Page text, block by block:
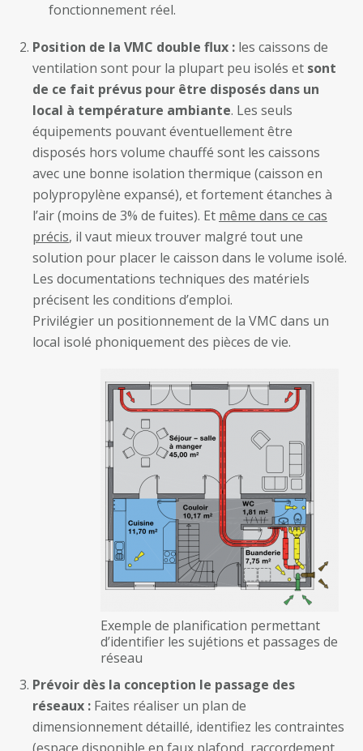
fonctionnement réel.
Position de la VMC double flux : les caissons de
ventilation sont pour la plupart peu isolés et sont
de ce fait prévus pour être disposés dans un
local à température ambiante. Les seuls
équipements pouvant éventuellement être
disposés hors volume chauffé sont les caissons
avec une bonne isolation thermique (caisson en
polypropylène expansé), et fortement étanches à
l’air (moins de 3% de fuites). Et même dans ce cas
précis, il vaut mieux trouver malgré tout une
solution pour placer le caisson dans le volume isolé.
Les documentations techniques des matériels
précisent les conditions d’emploi.
Privilégier un positionnement de la VMC dans un
local isolé phoniquement des pièces de vie.
Exemple de planification permettant
d’identifier les sujétions et passages de
réseau
Prévoir dès la conception le passage des
réseaux : Faites réaliser un plan de
dimensionnement détaillé, identifiez les contraintes